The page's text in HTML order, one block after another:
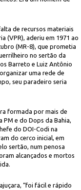
de recursos materiais
(VPR), aderiu em 1971 ao
(MR-8), que prometia
no sertão da
Barreto e Luiz Antônio
uma rede de
seu paradeiro seria
formada por mais de
PM e do Dops da Bahia,
do DOI-Codi na
do cerco inicial, em
sertão, num penosa
alcançados e mortos
“foi fácil e rápido